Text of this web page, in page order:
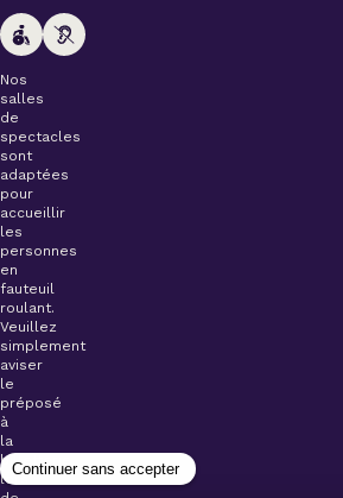
Nos
salles
de
spectacles
sont
adaptées
pour
accueillir
les
personnes
en
fauteuil
roulant.
Veuillez
simplement
aviser
le
préposé
à
la
billetterie
lors